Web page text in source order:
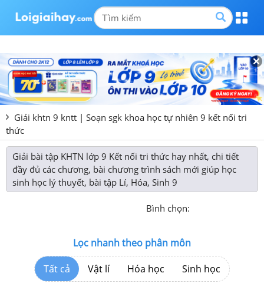
Giải khtn 9 kntt | Soạn sgk khoa học tự nhiên 9 kết nối tri
thức
Giải bài tập KHTN lớp 9 Kết nối tri thức hay nhất, chi tiết
đầy đủ các chương, bài chương trình sách mới giúp học
sinh học lý thuyết, bài tập Lí, Hóa, Sinh 9
Bình chọn:
Lọc nhanh theo phân môn
Tất cả
Vật lí Hóa học Sinh học